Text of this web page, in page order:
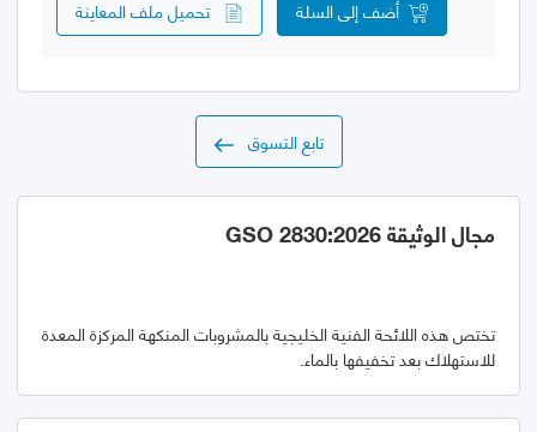
أضف إلى السلة تحميل ملف المعاينة
تابع التسوق
مجال الوثيقة GSO 2830:2026
تختص هذه اللائحة الفنية الخليجية بالمشروبات المنكهة المركزة المعدة
للاستهلاك بعد تخفيفها بالماء.